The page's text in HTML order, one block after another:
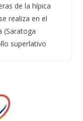
de la hípica
realiza en el
(Saratoga
superlativo